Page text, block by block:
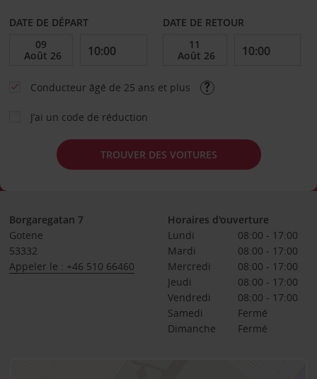
DATE DE DÉPART DATE DE RETOUR
Conducteur âgé de 25 ans et plus
J’ai un code de réduction
TROUVER DES VOITURES
Borgaregatan 7
Gotene
53332
Appeler le : +46 510 66460
Horaires d'ouverture
Lundi
08:00 - 17:00
Mardi
08:00 - 17:00
Mercredi
08:00 - 17:00
Jeudi
08:00 - 17:00
Vendredi
08:00 - 17:00
Samedi
Fermé
Dimanche
Fermé